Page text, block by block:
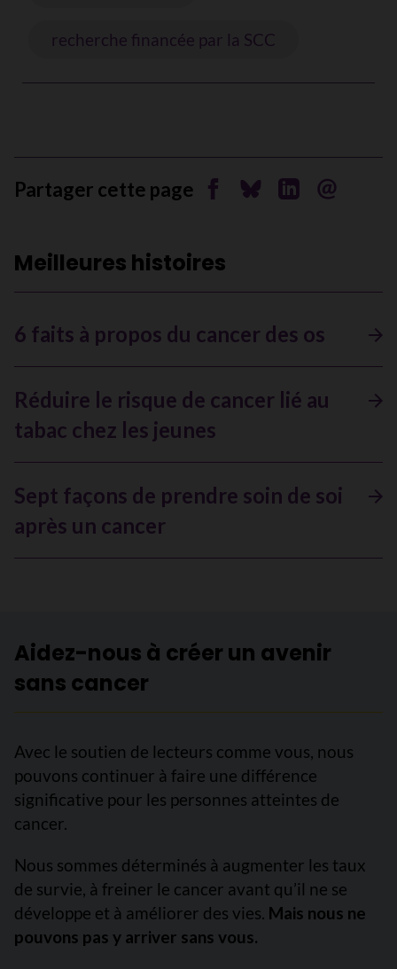
recherche financée par la SCC
Partager cette page Partager sur Facebook
Partager sur Bluesky
Partager sur
Envoyer
Meilleures histoires
6 faits à propos du cancer des os
Réduire le risque de cancer lié au
tabac chez les jeunes
Sept façons de prendre soin de soi
après un cancer
Aidez-nous à créer un avenir
sans cancer
Avec le soutien de lecteurs comme vous, nous
pouvons continuer à faire une différence
significative pour les personnes atteintes de
cancer.
Nous sommes déterminés à augmenter les taux
de survie, à freiner le cancer avant qu’il ne se
développe et à améliorer des vies. Mais nous ne
pouvons pas y arriver sans vous.